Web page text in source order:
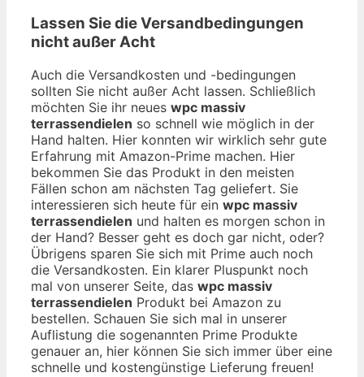
Lassen Sie die Versandbedingungen
nicht außer Acht
Auch die Versandkosten und -bedingungen
sollten Sie nicht außer Acht lassen. Schließlich
möchten Sie ihr neues wpc massiv
terrassendielen so schnell wie möglich in der
Hand halten. Hier konnten wir wirklich sehr gute
Erfahrung mit Amazon-Prime machen. Hier
bekommen Sie das Produkt in den meisten
Fällen schon am nächsten Tag geliefert. Sie
interessieren sich heute für ein wpc massiv
terrassendielen und halten es morgen schon in
der Hand? Besser geht es doch gar nicht, oder?
Übrigens sparen Sie sich mit Prime auch noch
die Versandkosten. Ein klarer Pluspunkt noch
mal von unserer Seite, das wpc massiv
terrassendielen Produkt bei Amazon zu
bestellen. Schauen Sie sich mal in unserer
Auflistung die sogenannten Prime Produkte
genauer an, hier können Sie sich immer über eine
schnelle und kostengünstige Lieferung freuen!